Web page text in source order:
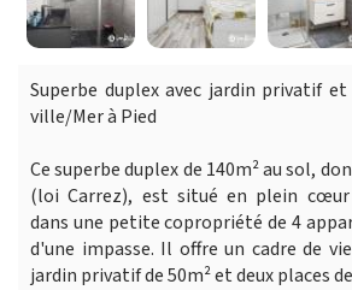
Superbe duplex avec jardin privatif
ville/Mer à Pied
Ce superbe duplex de 140m² au sol,
(loi Carrez), est situé en plein cœur
dans une petite copropriété de 4
d'une impasse. Il offre un cadre de
jardin privatif de 50m² et deux places